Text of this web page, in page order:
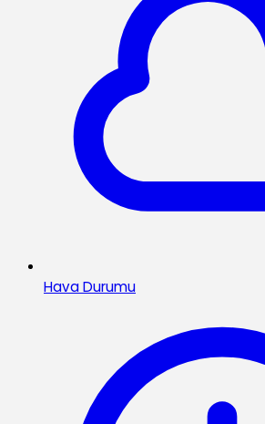
Hava Durumu